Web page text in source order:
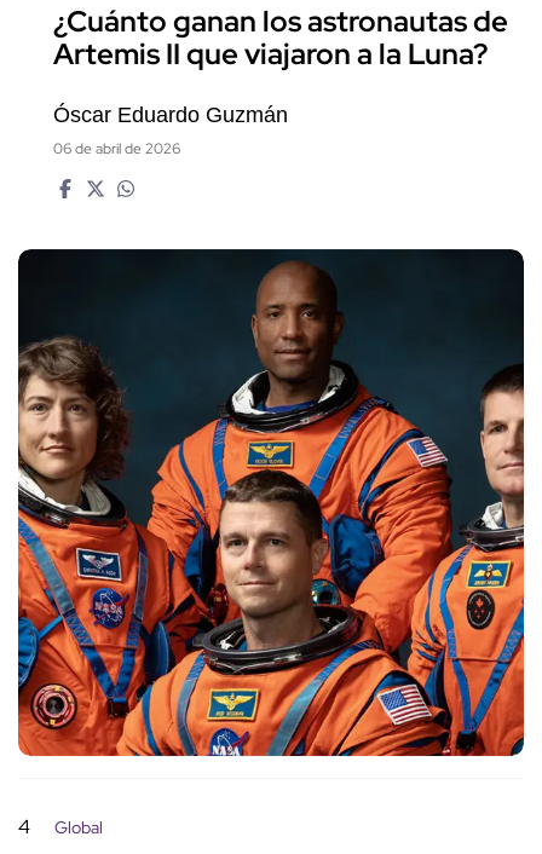
¿Cuánto ganan los astronautas de
Artemis II que viajaron a la Luna?
Óscar Eduardo Guzmán
06 de abril de 2026
4 Global